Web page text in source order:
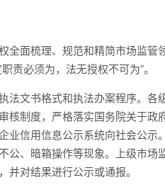
全面梳理、规范和精简市场监
责必须为，法无授权不可为”。
法文书格式和执法办案程序。各
核制度，严格落实国务院关于政
业信用信息公示系统向社会公示
公、暗箱操作等现象。上级市场
对结果进行公示或通报。